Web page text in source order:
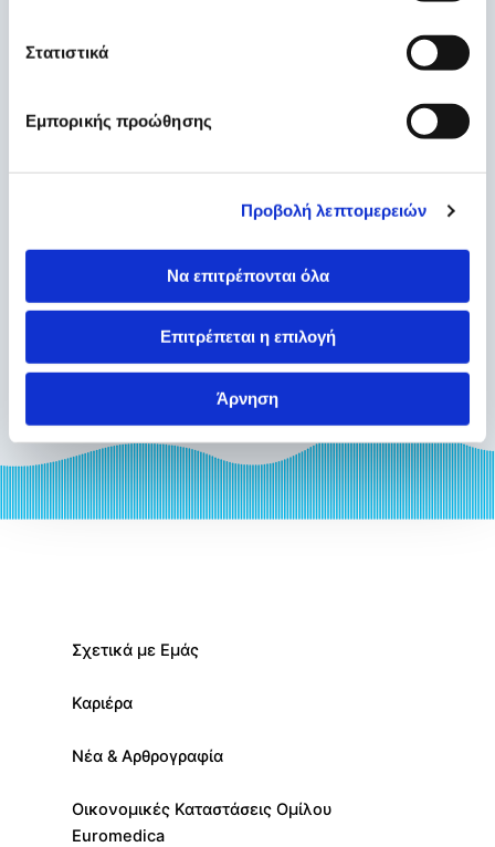
Στατιστικά
Εμπορικής προώθησης
Προβολή λεπτομερειών
Να επιτρέπονται όλα
Επιτρέπεται η επιλογή
Άρνηση
Νέα/ Απόeuromedica
Euromedica-Αρωγή Θεσσαλονίκης: 10
euromedica
Σχετικά με Εμάς
Καριέρα
Νέα & Αρθρογραφία
Οικονομικές Καταστάσεις Ομίλου
Euromedica